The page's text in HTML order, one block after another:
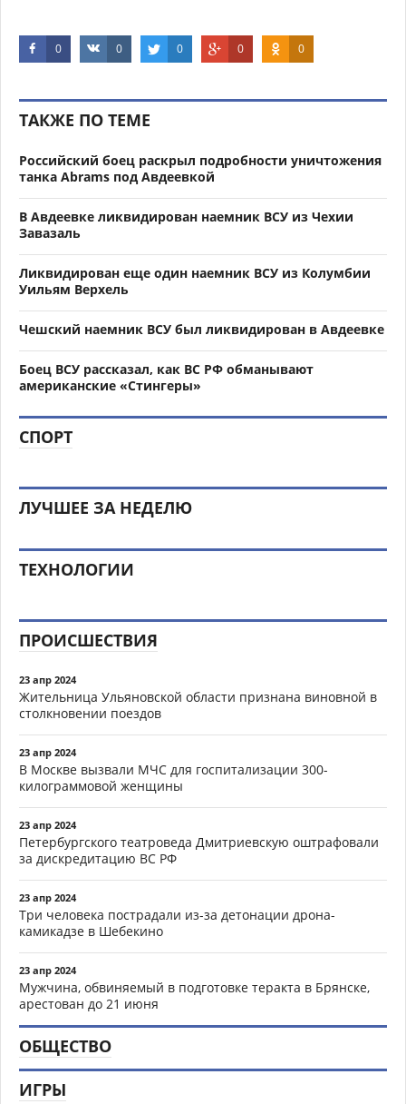
0 0 0 0 0
ТАКЖЕ ПО ТЕМЕ
Российский боец раскрыл подробности уничтожения
танка Abrams под Авдеевкой
В Авдеевке ликвидирован наемник ВСУ из Чехии
Завазаль
Ликвидирован еще один наемник ВСУ из Колумбии
Уильям Верхель
Чешский наемник ВСУ был ликвидирован в Авдеевке
Боец ВСУ рассказал, как ВС РФ обманывают
американские «Стингеры»
СПОРТ
ЛУЧШЕЕ ЗА НЕДЕЛЮ
ТЕХНОЛОГИИ
ПРОИСШЕСТВИЯ
23 апр 2024
Жительница Ульяновской области признана виновной в
столкновении поездов
23 апр 2024
В Москве вызвали МЧС для госпитализации 300-
килограммовой женщины
23 апр 2024
Петербургского театроведа Дмитриевскую оштрафовали
за дискредитацию ВС РФ
23 апр 2024
Три человека пострадали из-за детонации дрона-
камикадзе в Шебекино
23 апр 2024
Мужчина, обвиняемый в подготовке теракта в Брянске,
арестован до 21 июня
ОБЩЕСТВО
ИГРЫ